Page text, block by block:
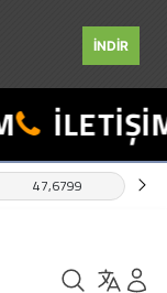
İNDİR
47,6799